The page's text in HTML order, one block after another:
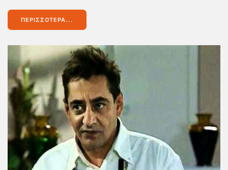
ΠΕΡΙΣΣΌΤΕΡΑ...